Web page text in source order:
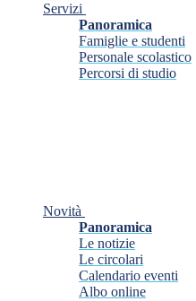
Servizi
Panoramica
Famiglie e studenti
Personale scolastico
Percorsi di studio
Novità
Panoramica
Le notizie
Le circolari
Calendario eventi
Albo online